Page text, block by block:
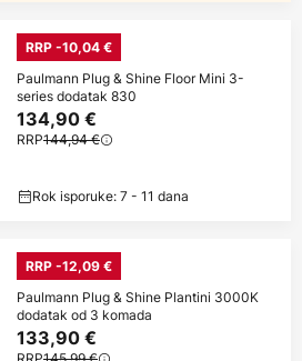
RRP -10,04 €
Paulmann Plug & Shine Floor Mini 3-
series dodatak 830
134,90 €
RRP144,94 €
Rok isporuke: 7 - 11 dana
RRP -12,09 €
Paulmann Plug & Shine Plantini 3000K
dodatak od 3 komada
133,90 €